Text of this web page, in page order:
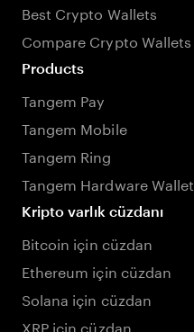
Best Crypto Wallets
Compare Crypto Wallets
Products
Tangem Pay
Tangem Mobile
Tangem Ring
Tangem Hardware Wallet
Kripto varlık cüzdanı
Bitcoin için cüzdan
Ethereum için cüzdan
Solana için cüzdan
XRP için cüzdan